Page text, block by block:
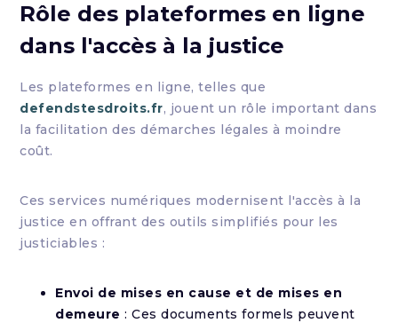
Rôle des plateformes en ligne
dans l'accès à la justice
Les plateformes en ligne, telles que
defendstesdroits.fr, jouent un rôle important dans
la facilitation des démarches légales à moindre
coût.
Ces services numériques modernisent l'accès à la
justice en offrant des outils simplifiés pour les
justiciables :
Envoi de mises en cause et de mises en
demeure : Ces documents formels peuvent